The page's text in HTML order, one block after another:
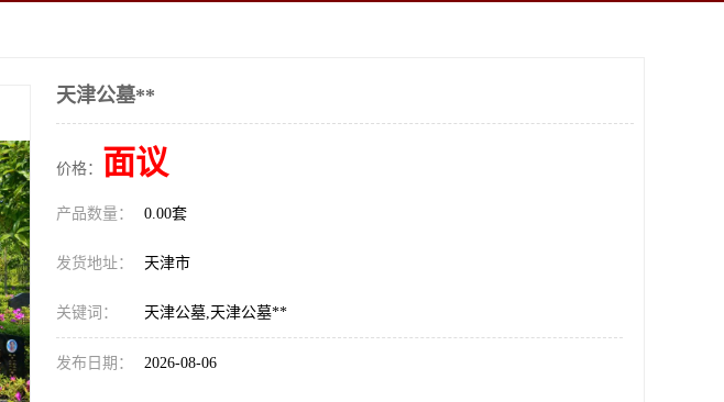
天津公墓**
价格： 面议
产品数量： 0.00套
发货地址： 天津市
关键词： 天津公墓,天津公墓**
发布日期： 2026-08-06